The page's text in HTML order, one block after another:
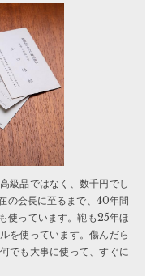
級品ではなく、数千円でし
の会長に至るまで、40年間
使っています。鞄も25年ほ
を使っています。傷んだら
でも大事に使って、すぐに